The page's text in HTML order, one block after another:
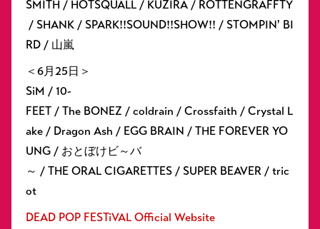
SMITH / HOTSQUALL / KUZIRA / ROTTENGRAFFTY
/ SHANK / SPARK!!SOUND!!SHOW!! / STOMPIN' BI
RD / 山嵐
＜6月25日＞
SiM / 10-
FEET / The BONEZ / coldrain / Crossfaith / Crystal L
ake / Dragon Ash / EGG BRAIN / THE FOREVER YO
UNG / おとぼけビ～バ
～ / THE ORAL CIGARETTES / SUPER BEAVER / tric
ot
DEAD POP FESTiVAL Official Website